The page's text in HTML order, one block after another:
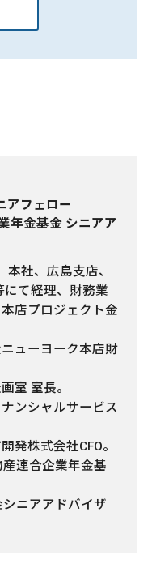
アフェロー
年金基金 シニアア
社、広島支店、
にて経理、財務業
店プロジェクト金
ューヨーク本店財
室 室長。
ンシャルサービス
発株式会社CFO。
連合企業年金基
ニアアドバイザ